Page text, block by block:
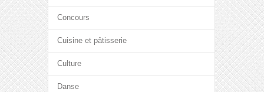
Concours
Cuisine et pâtisserie
Culture
Danse